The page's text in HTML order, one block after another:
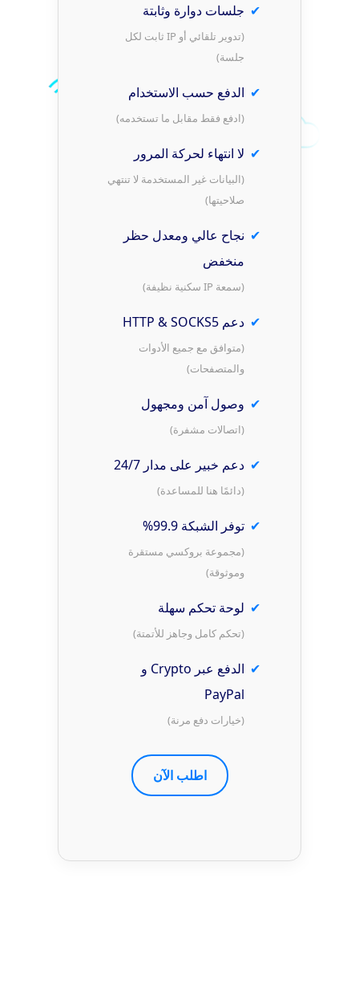
جلسات دوارة وثابتة
(تدوير تلقائي أو IP ثابت لكل
جلسة)
الدفع حسب الاستخدام
(ادفع فقط مقابل ما تستخدمه)
لا انتهاء لحركة المرور
(البيانات غير المستخدمة لا تنتهي
صلاحيتها)
نجاح عالي ومعدل حظر
منخفض
(سمعة IP سكنية نظيفة)
دعم HTTP & SOCKS5
(متوافق مع جميع الأدوات
والمتصفحات)
وصول آمن ومجهول
(اتصالات مشفرة)
دعم خبير على مدار 24/7
(دائمًا هنا للمساعدة)
توفر الشبكة 99.9%
(مجموعة بروكسي مستقرة
وموثوقة)
لوحة تحكم سهلة
(تحكم كامل وجاهز للأتمتة)
الدفع عبر Crypto و
PayPal
(خيارات دفع مرنة)
اطلب الآن